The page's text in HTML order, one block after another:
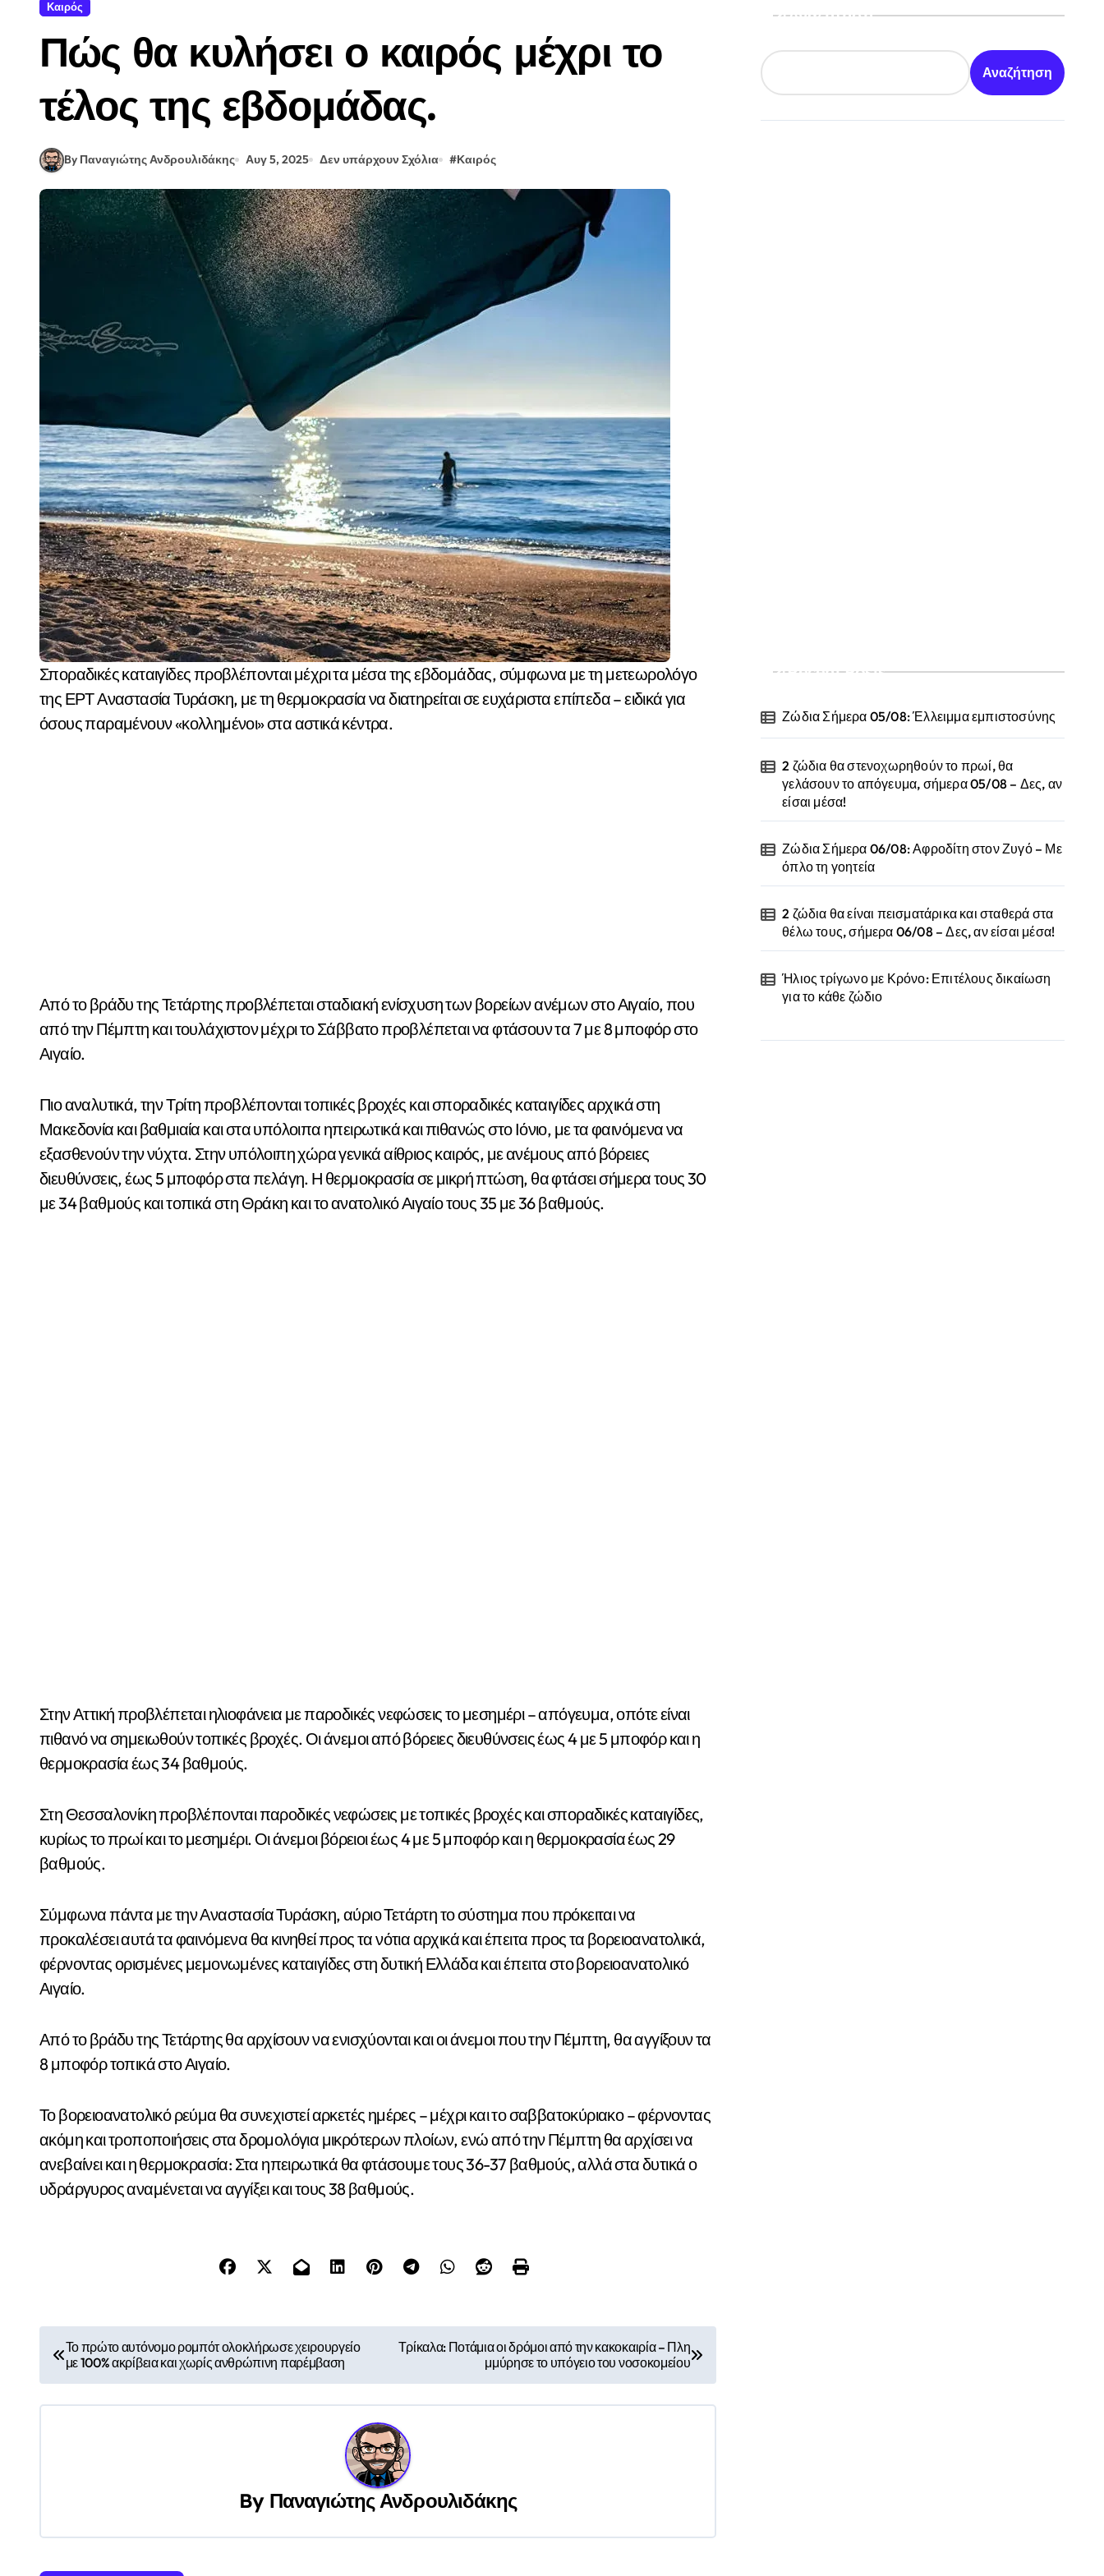
Κόκορας κρασάτος και κοκκινιστός
Κατσικάκι τσιγαριαστό, από την Ικαρία
Πεπόνι με σιρόπι γλυκού κρασιού
Πεπόνι με σιρόπι γλυκού κρασιού
Ζώδια Σήμερα 05/08: Έλλειμμα εμπιστοσύνης
Καιρός
Πώς θα κυλήσει ο καιρός μέχρι το
τέλος της εβδομάδας.
By Παναγιώτης Ανδρουλιδάκης Αυγ 5, 2025 Δεν υπάρχουν Σχόλια #Καιρός
Σποραδικές καταιγίδες προβλέπονται μέχρι τα μέσα της εβδομάδας, σύμφωνα με τη μετεωρολόγο
της ΕΡΤ Αναστασία Τυράσκη, με τη θερμοκρασία να διατηρείται σε ευχάριστα επίπεδα – ειδικά για
όσους παραμένουν «κολλημένοι» στα αστικά κέντρα.
Από το βράδυ της Τετάρτης προβλέπεται σταδιακή ενίσχυση των βορείων ανέμων στο Αιγαίο, που
από την Πέμπτη και τουλάχιστον μέχρι το Σάββατο προβλέπεται να φτάσουν τα 7 με 8 μποφόρ στο
Αιγαίο.
Πιο αναλυτικά, την Τρίτη προβλέπονται τοπικές βροχές και σποραδικές καταιγίδες αρχικά στη
Μακεδονία και βαθμιαία και στα υπόλοιπα ηπειρωτικά και πιθανώς στο Ιόνιο, με τα φαινόμενα να
εξασθενούν την νύχτα. Στην υπόλοιπη χώρα γενικά αίθριος καιρός, με ανέμους από βόρειες
διευθύνσεις, έως 5 μποφόρ στα πελάγη. Η θερμοκρασία σε μικρή πτώση, θα φτάσει σήμερα τους 30
με 34 βαθμούς και τοπικά στη Θράκη και το ανατολικό Αιγαίο τους 35 με 36 βαθμούς.
Στην Αττική προβλέπεται ηλιοφάνεια με παροδικές νεφώσεις το μεσημέρι – απόγευμα, οπότε είναι
πιθανό να σημειωθούν τοπικές βροχές. Οι άνεμοι από βόρειες διευθύνσεις έως 4 με 5 μποφόρ και η
θερμοκρασία έως 34 βαθμούς.
Στη Θεσσαλονίκη προβλέπονται παροδικές νεφώσεις με τοπικές βροχές και σποραδικές καταιγίδες,
κυρίως το πρωί και το μεσημέρι. Οι άνεμοι βόρειοι έως 4 με 5 μποφόρ και η θερμοκρασία έως 29
βαθμούς.
Σύμφωνα πάντα με την Αναστασία Τυράσκη, αύριο Τετάρτη το σύστημα που πρόκειται να
προκαλέσει αυτά τα φαινόμενα θα κινηθεί προς τα νότια αρχικά και έπειτα προς τα βορειοανατολικά,
φέρνοντας ορισμένες μεμονωμένες καταιγίδες στη δυτική Ελλάδα και έπειτα στο βορειοανατολικό
Αιγαίο.
Από το βράδυ της Τετάρτης θα αρχίσουν να ενισχύονται και οι άνεμοι που την Πέμπτη, θα αγγίξουν τα
8 μποφόρ τοπικά στο Αιγαίο.
Το βορειοανατολικό ρεύμα θα συνεχιστεί αρκετές ημέρες – μέχρι και το σαββατοκύριακο – φέρνοντας
ακόμη και τροποποιήσεις στα δρομολόγια μικρότερων πλοίων, ενώ από την Πέμπτη θα αρχίσει να
ανεβαίνει και η θερμοκρασία: Στα ηπειρωτικά θα φτάσουμε τους 36-37 βαθμούς, αλλά στα δυτικά ο
υδράργυρος αναμένεται να αγγίξει και τους 38 βαθμούς.
λ
ο
σ
Το πρώτο αυτόνομο ρομπότ ολοκλήρωσε χειρουργείο
με 100% ακρίβεια και χωρίς ανθρώπινη παρέμβαση
Τρίκαλα: Ποτάμια οι δρόμοι από την κακοκαιρία – Πλη
μμύρησε το υπόγειο του νοσοκομείου
By Παναγιώτης Ανδρουλιδάκης
Αναζήτηση
Αναζήτηση
Recent Posts
Ζώδια Σήμερα 05/08: Έλλειμμα εμπιστοσύνης
2 ζώδια θα στενοχωρηθούν το πρωί, θα
γελάσουν το απόγευμα, σήμερα 05/08 – Δες, αν
είσαι μέσα!
Ζώδια Σήμερα 06/08: Αφροδίτη στον Ζυγό – Με
όπλο τη γοητεία
2 ζώδια θα είναι πεισματάρικα και σταθερά στα
θέλω τους, σήμερα 06/08 – Δες, αν είσαι μέσα!
Ήλιος τρίγωνο με Κρόνο: Επιτέλους δικαίωση
για το κάθε ζώδιο